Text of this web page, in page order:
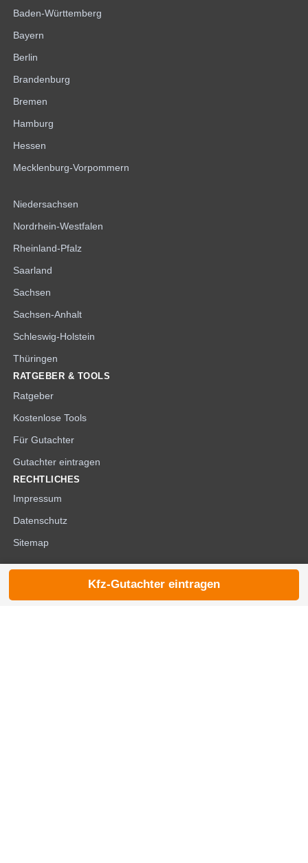
Baden-Württemberg
Bayern
Berlin
Brandenburg
Bremen
Hamburg
Hessen
Mecklenburg-Vorpommern
Niedersachsen
Nordrhein-Westfalen
Rheinland-Pfalz
Saarland
Sachsen
Sachsen-Anhalt
Schleswig-Holstein
Thüringen
RATGEBER & TOOLS
Ratgeber
Kostenlose Tools
Für Gutachter
Gutachter eintragen
RECHTLICHES
Impressum
Datenschutz
Sitemap
© 2026 die-kfzgutachter.de |
Kfz-Gutachter eintragen